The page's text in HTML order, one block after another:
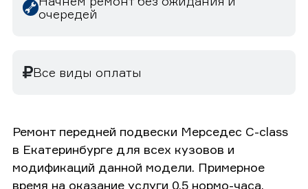
очередей
Все виды оплаты
Ремонт передней подвески Мерседес C-class
в Екатеринбурге для всех кузовов и
модификаций данной модели. Примерное
время на оказание услуги 0,5 нормо-часа.